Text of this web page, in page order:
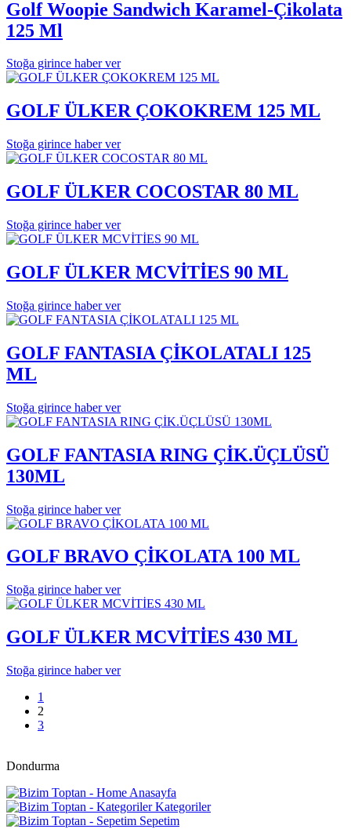
Golf Woopie Sandwich Karamel-Çikolata
125 Ml
Stoğa girince haber ver
GOLF ÜLKER ÇOKOKREM 125 ML
Stoğa girince haber ver
GOLF ÜLKER COCOSTAR 80 ML
Stoğa girince haber ver
GOLF ÜLKER MCVİTİES 90 ML
Stoğa girince haber ver
GOLF FANTASIA ÇİKOLATALI 125
ML
Stoğa girince haber ver
GOLF FANTASIA RING ÇİK.ÜÇLÜSÜ
130ML
Stoğa girince haber ver
GOLF BRAVO ÇİKOLATA 100 ML
Stoğa girince haber ver
GOLF ÜLKER MCVİTİES 430 ML
Stoğa girince haber ver
1
2
3
Dondurma
Anasayfa
Kategoriler
Sepetim